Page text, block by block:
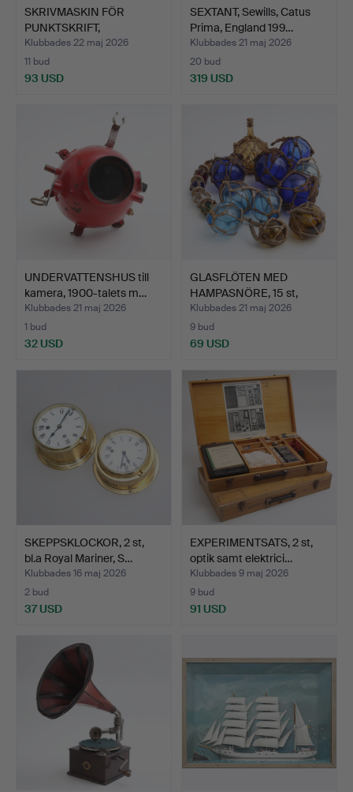
SKRIVMASKIN FÖR
PUNKTSKRIFT,
Brailleskrift…
Klubbades 22 maj 2026
11 bud
93 USD
SEXTANT, Sewills, Catus
Prima, England 199…
Klubbades 21 maj 2026
20 bud
319 USD
UNDERVATTENSHUS till
kamera, 1900-talets m…
Klubbades 21 maj 2026
1 bud
32 USD
GLASFLÖTEN MED
HAMPASNÖRE, 15 st,
nautika.
Klubbades 21 maj 2026
9 bud
69 USD
SKEPPSKLOCKOR, 2 st,
bl.a Royal Mariner, S…
Klubbades 16 maj 2026
2 bud
37 USD
EXPERIMENTSATS, 2 st,
optik samt elektrici…
Klubbades 9 maj 2026
9 bud
91 USD